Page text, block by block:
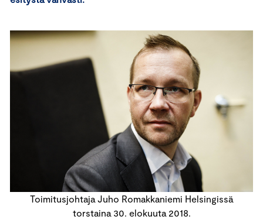
Toimitusjohtaja Juho Romakkaniemi Helsingissä
torstaina 30. elokuuta 2018.